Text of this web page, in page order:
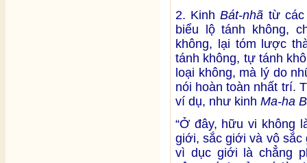
2. KinhBát-nhã từ các
biểu lộ tánh không,
không, lại tóm lược
tánh không, tự tánh
loại không, mà lý do
nói hoàn toàn nhất trí.
ví dụ, như kinh Ma-ha
“Ở đây, hữu vi không
giới, sắc giới và vô
vì dục giới là chẳng